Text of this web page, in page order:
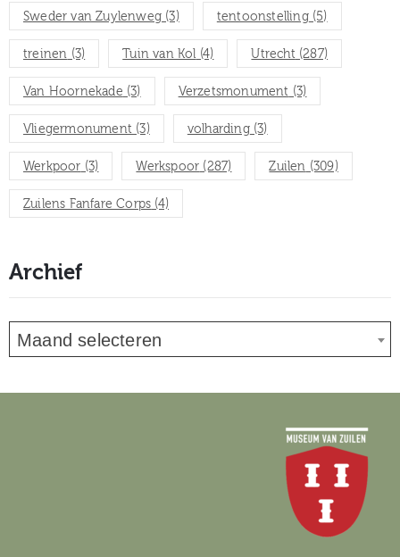
Sweder van Zuylenweg (3) tentoonstelling(5)
treinen (3) Tuin van Kol (4) Utrecht(287)
Van Hoornekade (3) Verzetsmonument (3)
Vliegermonument (3) volharding(3)
Werkpoor (3) Werkspoor (287) Zuilen (309)
Zuilens Fanfare Corps (4)
Archief
Maand selecteren